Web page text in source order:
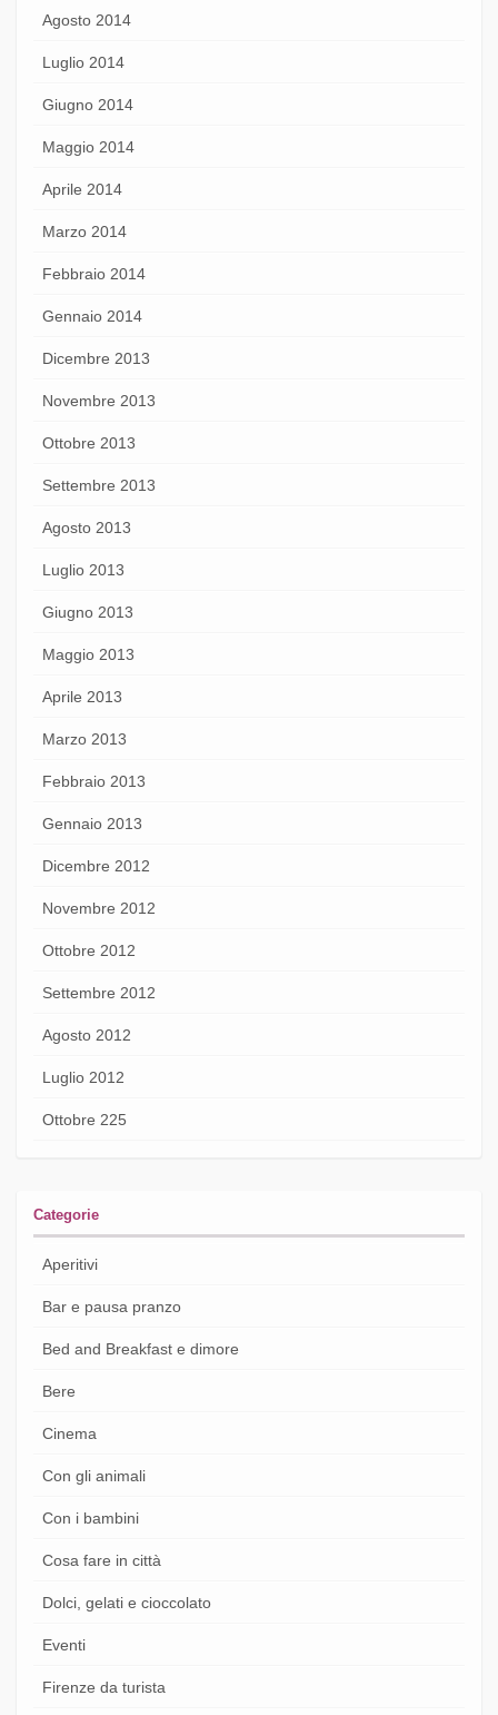
Agosto 2014
Luglio 2014
Giugno 2014
Maggio 2014
Aprile 2014
Marzo 2014
Febbraio 2014
Gennaio 2014
Dicembre 2013
Novembre 2013
Ottobre 2013
Settembre 2013
Agosto 2013
Luglio 2013
Giugno 2013
Maggio 2013
Aprile 2013
Marzo 2013
Febbraio 2013
Gennaio 2013
Dicembre 2012
Novembre 2012
Ottobre 2012
Settembre 2012
Agosto 2012
Luglio 2012
Ottobre 225
Categorie
Aperitivi
Bar e pausa pranzo
Bed and Breakfast e dimore
Bere
Cinema
Con gli animali
Con i bambini
Cosa fare in città
Dolci, gelati e cioccolato
Eventi
Firenze da turista